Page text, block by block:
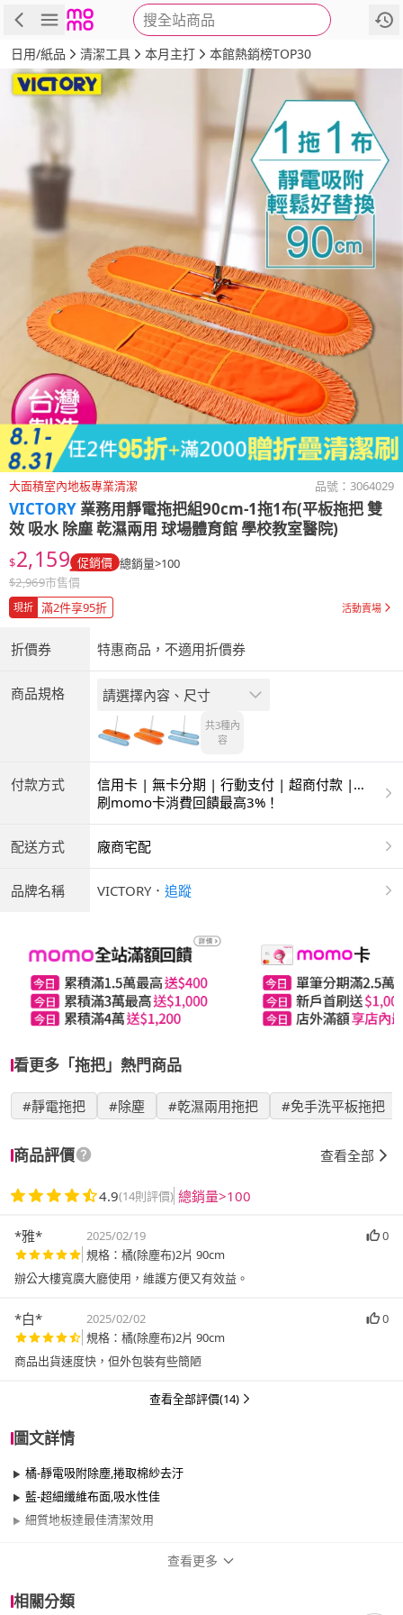
搜全站商品
商品 評價 詳情
日用/紙品 清潔工具 本月主打 本館熱銷榜TOP30
大面積室內地板專業清潔 品號： 3064029
VICTORY 業務用靜電拖把組90cm-1拖1布(平板拖把 雙
效 吸水 除塵 乾濕兩用 球場體育館 學校教室醫院)
$2,159 促銷價 總銷量>100
$2,969市售價
現折 滿2件享95折 活動賣場
折價券 特惠商品，不適用折價券
商品規格 請選擇內容、尺寸
共3種內
容
付款方式
信用卡 | 無卡分期 | 行動支付 | 超商付款 |
ATM | 銀聯卡
刷momo卡消費回饋最高3%！
配送方式 廠商宅配
品牌名稱 VICTORY ． 追蹤
看更多「拖把」熱門商品
#靜電拖把 #除塵 #乾濕兩用拖把 #免手洗平板拖把
商品評價 查看全部
4.9(14則評價) 總銷量>100
*雅* 2025/02/19
0
規格：橘(除塵布)2片 90cm
*白* 2025/02/02
0
規格：橘(除塵布)2片 90cm
商品出貨速度快，但外包裝有些簡陋
查看全部評價(14)
圖文詳情
橘-靜電吸附除塵,捲取棉紗去汙
藍-超細纖維布面,吸水性佳
細質地板達最佳清潔效用
查看更多
相關分類